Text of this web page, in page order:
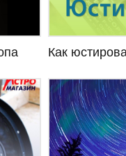
Как